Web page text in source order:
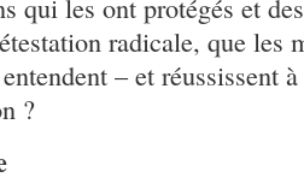
qui les ont protégés et
radicale, que les
– et réussissent
?